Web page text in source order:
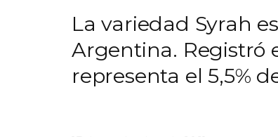
La variedad Syrah
Argentina. Registró
representa el 5,5%